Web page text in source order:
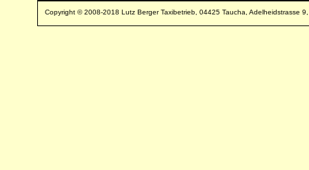
Copyright © 2008-2018 Lutz Berger Taxibetrieb, 04425 Taucha, Adelheidstrasse